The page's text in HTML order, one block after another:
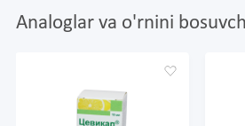
Analoglar va o'rnini